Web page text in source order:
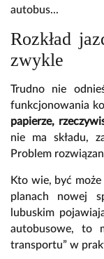
autobus...
Rozkład
zwykle
Trudno nie
funkcjonowania
papierze,
nie ma składu,
Problem
Kto wie, być
planach nowej
lubuskim
autobusowe, to
transportu” w